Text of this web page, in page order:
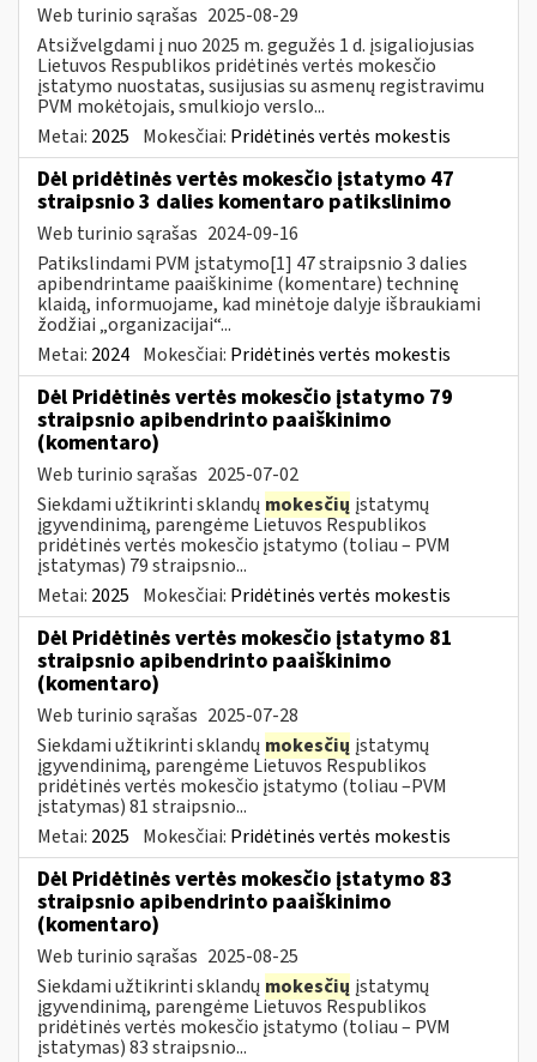
Web turinio sąrašas 2025-08-29
Atsižvelgdami į nuo 2025 m. gegužės 1 d. įsigaliojusias
Lietuvos Respublikos pridėtinės vertės mokesčio
įstatymo nuostatas, susijusias su asmenų registravimu
PVM mokėtojais, smulkiojo verslo...
Metai: 2025 Mokesčiai: Pridėtinės vertės mokestis
Dėl pridėtinės vertės mokesčio įstatymo 47
straipsnio 3 dalies komentaro patikslinimo
Web turinio sąrašas 2024-09-16
Patikslindami PVM įstatymo[1] 47 straipsnio 3 dalies
apibendrintame paaiškinime (komentare) techninę
klaidą, informuojame, kad minėtoje dalyje išbraukiami
žodžiai „organizacijai“...
Metai: 2024 Mokesčiai: Pridėtinės vertės mokestis
Dėl Pridėtinės vertės mokesčio įstatymo 79
straipsnio apibendrinto paaiškinimo
(komentaro)
Web turinio sąrašas 2025-07-02
Siekdami užtikrinti sklandų mokesčių įstatymų
įgyvendinimą, parengėme Lietuvos Respublikos
pridėtinės vertės mokesčio įstatymo (toliau – PVM
įstatymas) 79 straipsnio...
Metai: 2025 Mokesčiai: Pridėtinės vertės mokestis
Dėl Pridėtinės vertės mokesčio įstatymo 81
straipsnio apibendrinto paaiškinimo
(komentaro)
Web turinio sąrašas 2025-07-28
Siekdami užtikrinti sklandų mokesčių įstatymų
įgyvendinimą, parengėme Lietuvos Respublikos
pridėtinės vertės mokesčio įstatymo (toliau –PVM
įstatymas) 81 straipsnio...
Metai: 2025 Mokesčiai: Pridėtinės vertės mokestis
Dėl Pridėtinės vertės mokesčio įstatymo 83
straipsnio apibendrinto paaiškinimo
(komentaro)
Web turinio sąrašas 2025-08-25
Siekdami užtikrinti sklandų mokesčių įstatymų
įgyvendinimą, parengėme Lietuvos Respublikos
pridėtinės vertės mokesčio įstatymo (toliau – PVM
įstatymas) 83 straipsnio...